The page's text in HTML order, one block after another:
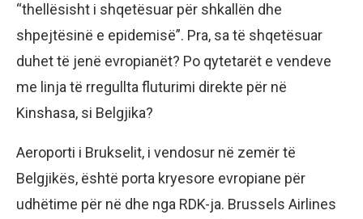
“thellësisht i shqetësuar për shkallën dhe
shpejtësinë e epidemisë”. Pra, sa të shqetësuar
duhet të jenë evropianët? Po qytetarët e vendeve
me linja të rregullta fluturimi direkte për në
Kinshasa, si Belgjika?
Aeroporti i Brukselit, i vendosur në zemër të
Belgjikës, është porta kryesore evropiane për
udhëtime për në dhe nga RDK-ja. Brussels Airlines